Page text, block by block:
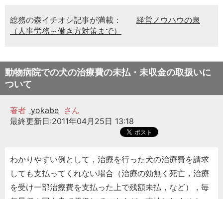
総務の森イチオシ記事が満載：
経営ノウハウの泉
（人事労務～働き方対策まで）
動物病院での犬の治療費の未払・未収金の取扱いに
ついて
著者 yokabe さん
最終更新日:2011年04月25日 13:18
わかりやすい例として，治療を行った犬の治療費を請求
しても支払ってくれない場合（治療の効無く死亡，治療
を受け一部治療費を支払った上で残額未払，など），毎